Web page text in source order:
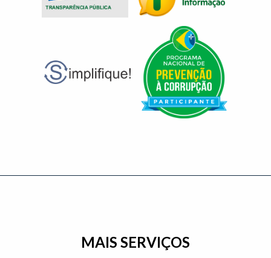
MAIS SERVIÇOS